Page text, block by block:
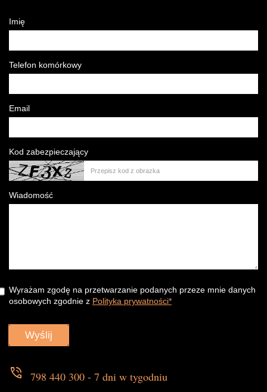
Imię
Telefon komórkowy
Email
Kod zabezpieczający
Wiadomość
Wyrażam zgodę na przetwarzanie podanych przeze mnie danych
osobowych zgodnie z Polityka prywatności*
phone_in_talk 798 440 300 - 7 dni w tygodniu